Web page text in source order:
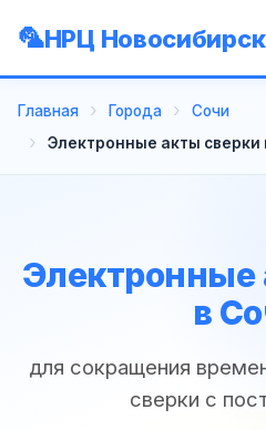
НРЦ
Главная Города
Сочи
Электронные акты сверки
Электронные
в
для сокращения
сверки с